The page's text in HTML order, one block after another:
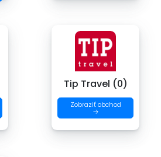
Tip Travel (0)
Zobraziť obchod
→